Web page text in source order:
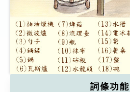
詞條功能